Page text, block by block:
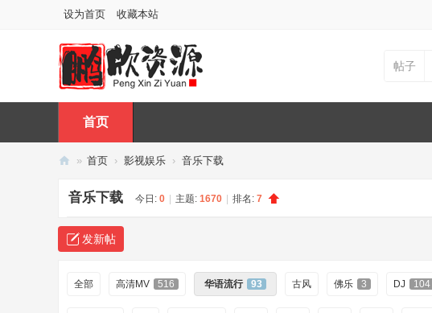
设为首页 收藏本站
帖子
首页
资
源
» 首页 › 影视娱乐 › 音乐下载
音乐下载 今日: 0 主题: 1670 排名: 7
发新帖
全部 高清MV 516 华语流行 93 古风 佛乐 3 DJ 104